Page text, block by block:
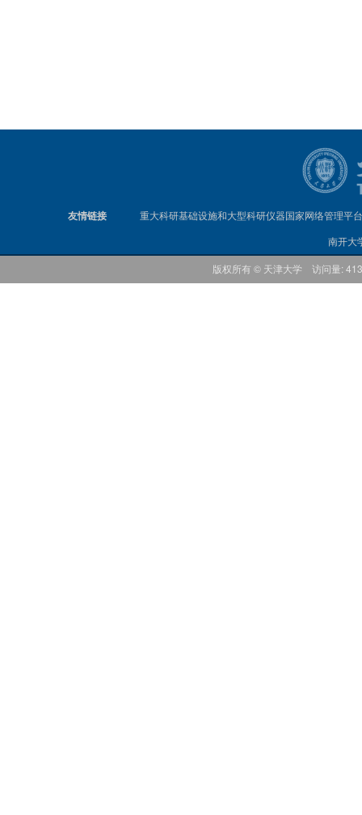
友情链接
重大科研基础设施和大型科研仪器国家网络管理平台
南开大
版权所有 © 天津大学 访问量: